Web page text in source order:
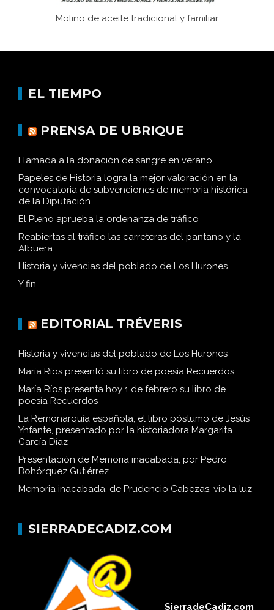
Molino de aceite tradicional y familiar
EL TIEMPO
PRENSA DE UBRIQUE
Llamada a la donación de sangre en verano
Papeles de Historia logra la mejor valoración en la
convocatoria de subvenciones de memoria histórica
de la Diputación
El Pleno aprueba la ordenanza de tráfico
Reabiertas al tráfico las carreteras del pantano y la
Albuera
Historia y vivencias del poblado de Los Hurones
Y fin
EDITORIAL TRÉVERIS
Historia y vivencias del poblado de Los Hurones
María Ríos presentó su libro de poesía Recuerdos
María Ríos presenta hoy 1 de febrero su libro de
poesía Recuerdos
La Remonarquía española, el libro póstumo de Jesús
Ynfante, presentado por la historiadora Margarita
García Díaz
Presentación de Memoria inacabada, por Pedro
Bohórquez Gutiérrez
Memoria inacabada, de Prudencio Cabezas, vio la luz
SIERRADECADIZ.COM
SierradeCadiz.com